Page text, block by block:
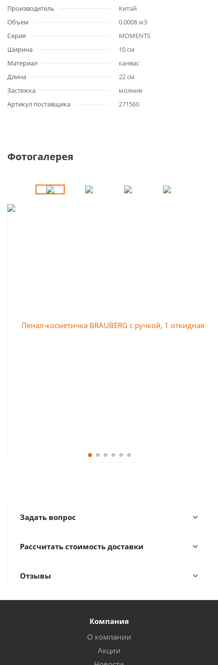
Производитель
Китай
Объем
0.0008 м3
Серия
MOMENTS
Ширина
10 см
Материал
канвас
Длина
22 см
Застежка
молния
Артикул поставщика
271560
Фотогалерея
Задать вопрос
Рассчитать стоимость доставки
Отзывы
Компания
О компании
Акции